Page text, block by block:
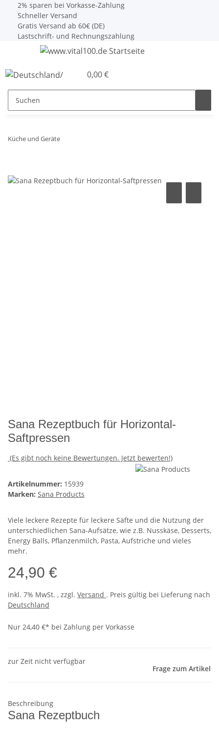
2% sparen bei Vorkasse-Zahlung
Schneller Versand
Gratis Versand ab 60€ (DE)
Lastschrift- und Rechnungszahlung
0,00 €
Küche und Geräte
Sana Rezeptbuch für Horizontal-
Saftpressen
(Es gibt noch keine Bewertungen. Jetzt bewerten!)
Artikelnummer: 15939
Marken: Sana Products
Viele leckere Rezepte für leckere Säfte und die Nutzung der
unterschiedlichen Sana-Aufsätze, wie z.B. Nusskäse, Desserts,
Energy Balls, Pflanzenmilch, Pasta, Aufstriche und vieles
mehr.
24,90 €
inkl. 7% MwSt. , zzgl. Versand . Preis gültig bei Lieferung nach
Deutschland
Nur 24,40 €* bei Zahlung per Vorkasse
zur Zeit nicht verfügbar
Frage zum Artikel
Beschreibung
Sana Rezeptbuch